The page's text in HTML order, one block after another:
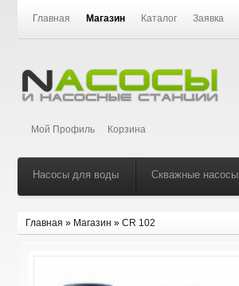
Главная Магазин Каталог Заявка
Мой Профиль Корзина
Насосы для воды Скважные насосы
Главная » Магазин » CR 102